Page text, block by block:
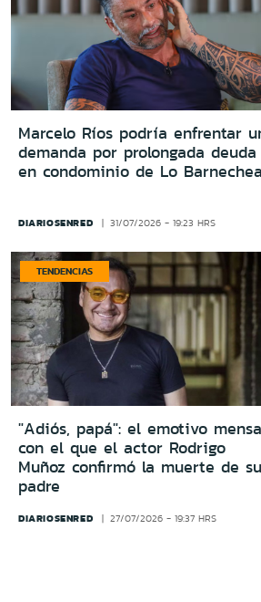
Marcelo Ríos podría enfrentar
demanda por prolongada deuda
en condominio de Lo Barnechea
DIARIOSENRED 31/07/2026 - 19:23 HRS
TENDENCIAS
"Adiós, papá": el emotivo
con el que el actor Rodrigo
Muñoz confirmó la muerte de su
padre
DIARIOSENRED 27/07/2026 - 19:37 HRS